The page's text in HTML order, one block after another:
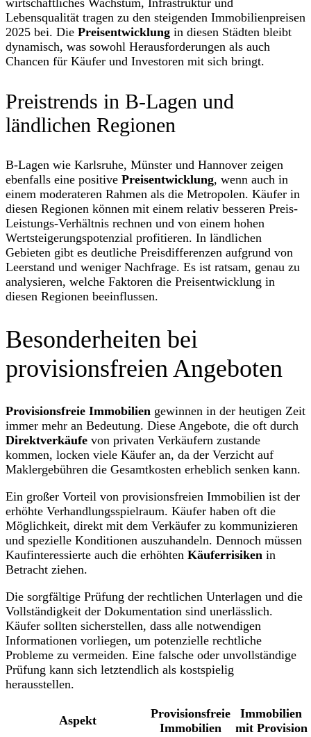
wirtschaftliches Wachstum, Infrastruktur und
Lebensqualität tragen zu den steigenden Immobilienpreisen
2025 bei. Die Preisentwicklung in diesen Städten bleibt
dynamisch, was sowohl Herausforderungen als auch
Chancen für Käufer und Investoren mit sich bringt.
Preistrends in B-Lagen und
ländlichen Regionen
B-Lagen wie Karlsruhe, Münster und Hannover zeigen
ebenfalls eine positive Preisentwicklung, wenn auch in
einem moderateren Rahmen als die Metropolen. Käufer in
diesen Regionen können mit einem relativ besseren Preis-
Leistungs-Verhältnis rechnen und von einem hohen
Wertsteigerungspotenzial profitieren. In ländlichen
Gebieten gibt es deutliche Preisdifferenzen aufgrund von
Leerstand und weniger Nachfrage. Es ist ratsam, genau zu
analysieren, welche Faktoren die Preisentwicklung in
diesen Regionen beeinflussen.
Besonderheiten bei
provisionsfreien Angeboten
Provisionsfreie Immobilien gewinnen in der heutigen Zeit
immer mehr an Bedeutung. Diese Angebote, die oft durch
Direktverkäufe von privaten Verkäufern zustande
kommen, locken viele Käufer an, da der Verzicht auf
Maklergebühren die Gesamtkosten erheblich senken kann.
Ein großer Vorteil von provisionsfreien Immobilien ist der
erhöhte Verhandlungsspielraum. Käufer haben oft die
Möglichkeit, direkt mit dem Verkäufer zu kommunizieren
und spezielle Konditionen auszuhandeln. Dennoch müssen
Kaufinteressierte auch die erhöhten Käuferrisiken in
Betracht ziehen.
Die sorgfältige Prüfung der rechtlichen Unterlagen und die
Vollständigkeit der Dokumentation sind unerlässlich.
Käufer sollten sicherstellen, dass alle notwendigen
Informationen vorliegen, um potenzielle rechtliche
Probleme zu vermeiden. Eine falsche oder unvollständige
Prüfung kann sich letztendlich als kostspielig
herausstellen.
Aspekt
Provisionsfreie
Immobilien
Immobilien
mit Provision